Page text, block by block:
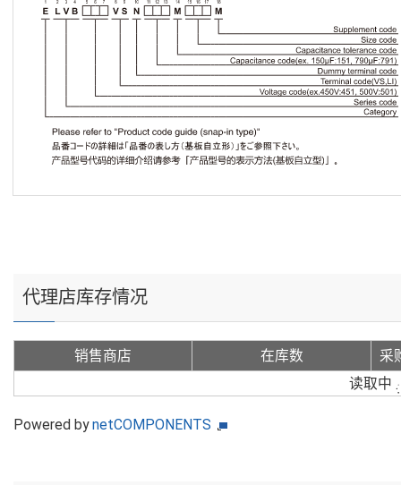
代理店库存情况
销售商店 在库数
采
读取中
Powered bynetCOMPONENTS